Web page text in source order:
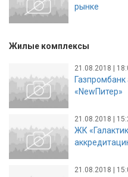
рынке
Жилые комплексы
21.08.2018 |
«NewПитер»
21.08.2018 |
ЖК
21.08.2018 |